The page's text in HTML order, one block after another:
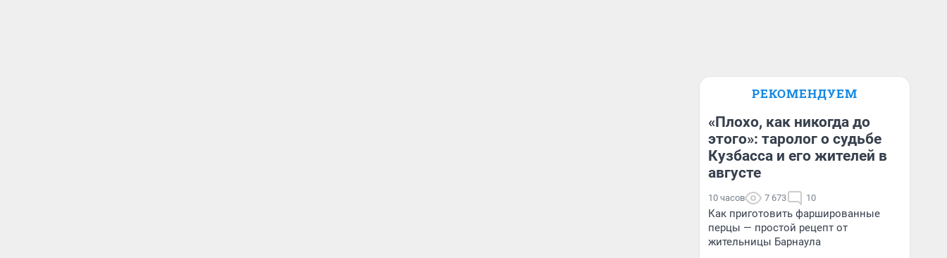
РЕКОМЕНДУЕМ
«Плохо, как никогда до
этого»: таролог о судьбе
Кузбасса и его жителей в
августе
10 часов 7 673 10
Как приготовить фаршированные
перцы — простой рецепт от
жительницы Барнаула